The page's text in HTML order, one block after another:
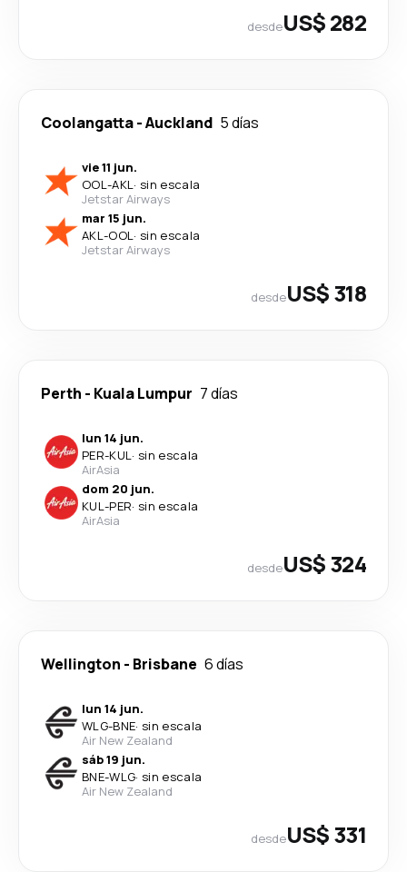
desdeUS$ 282
Coolangatta-Auckland 5 días
vie 11 jun.
OOL-AKL· sin escala
Jetstar Airways
mar 15 jun.
AKL-OOL· sin escala
Jetstar Airways
desdeUS$ 318
Perth - Kuala Lumpur 7 días
lun 14 jun.
PER-KUL· sin escala
AirAsia
dom 20 jun.
KUL-PER· sin escala
AirAsia
desdeUS$ 324
Wellington - Brisbane 6 días
lun 14 jun.
WLG-BNE· sin escala
Air New Zealand
sáb 19 jun.
BNE-WLG· sin escala
Air New Zealand
desdeUS$ 331